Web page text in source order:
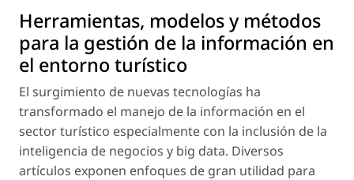
Herramientas, modelos y métodos
para la gestión de la información en
el entorno turístico
El surgimiento de nuevas tecnologías ha
transformado el manejo de la información en el
sector turístico especialmente con la inclusión de la
inteligencia de negocios y big data. Diversos
artículos exponen enfoques de gran utilidad para